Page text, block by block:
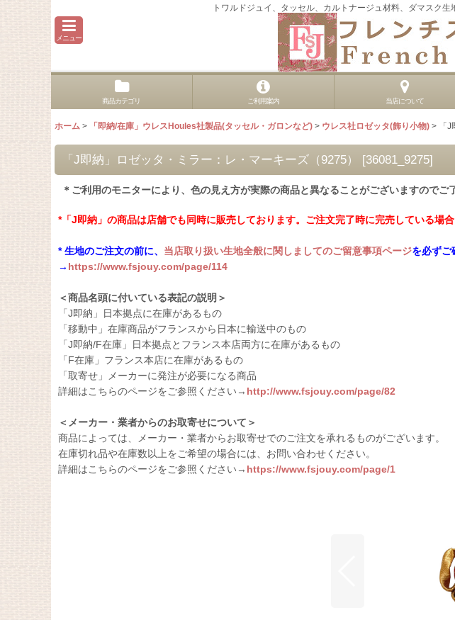
トワルドジュイ、タッセル、カルトナージュ材料、ダマスク
メニュー
商品カテゴリ ご利用案内 当店について
ホーム > 「即納/在庫」ウレスHoules社製品(タッセル・ガロンなど) > ウレス社ロゼッタ(飾り小物) > 「
「J即納」ロゼッタ・ミラー：レ・マーキーズ（9275） [36081_9275]
＊ご利用のモニターにより、色の見え方が実際の商品と異なることがございますのでご
*「J即納」の商品は店舗でも同時に販売しております。ご注文完了時に完売している場
* 生地のご注文の前に、 当店取り扱い生地全般に関しましてのご留意事項ページを必ずご
→ https://www.fsjouy.com/page/114
＜商品名頭に付いている表記の説明＞
「J即納」日本拠点に在庫があるもの
「移動中」在庫商品がフランスから日本に輸送中のもの
「J即納/F在庫」日本拠点とフランス本店両方に在庫があるもの
「F在庫」フランス本店に在庫があるもの
「取寄せ」メーカーに発注が必要になる商品
詳細はこちらのページをご参照ください→ http://www.fsjouy.com/page/82
＜メーカー・業者からのお取寄せについて＞
商品によっては、メーカー・業者からお取寄せでのご注文を承れるものがございます。
在庫切れ品や在庫数以上をご希望の場合には、お問い合わせください。
詳細はこちらのページをご参照ください→ https://www.fsjouy.com/page/1